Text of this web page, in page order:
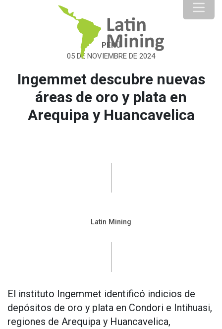
PERÚ
05 DE NOVIEMBRE DE 2024
Ingemmet descubre nuevas
áreas de oro y plata en
Arequipa y Huancavelica
Latin Mining
El instituto Ingemmet identificó indicios de
depósitos de oro y plata en Condori e Intihuasi,
regiones de Arequipa y Huancavelica,